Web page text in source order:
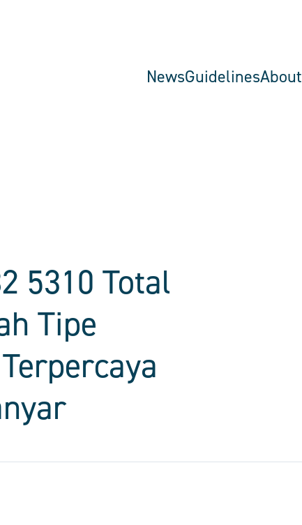
NewsGuidelinesAbout
5310 Total
Tipe